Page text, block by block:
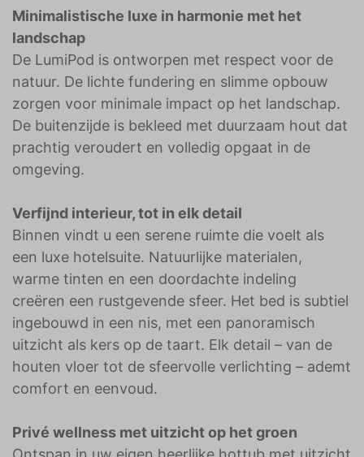
Minimalistische luxe in harmonie met het
landschap
De LumiPod is ontworpen met respect voor de
natuur. De lichte fundering en slimme opbouw
zorgen voor minimale impact op het landschap.
De buitenzijde is bekleed met duurzaam hout dat
prachtig veroudert en volledig opgaat in de
omgeving.
Verfijnd interieur, tot in elk detail
Binnen vindt u een serene ruimte die voelt als
een luxe hotelsuite. Natuurlijke materialen,
warme tinten en een doordachte indeling
creëren een rustgevende sfeer. Het bed is subtiel
ingebouwd in een nis, met een panoramisch
uitzicht als kers op de taart. Elk detail – van de
houten vloer tot de sfeervolle verlichting – ademt
comfort en eenvoud.
Privé wellness met uitzicht op het groen